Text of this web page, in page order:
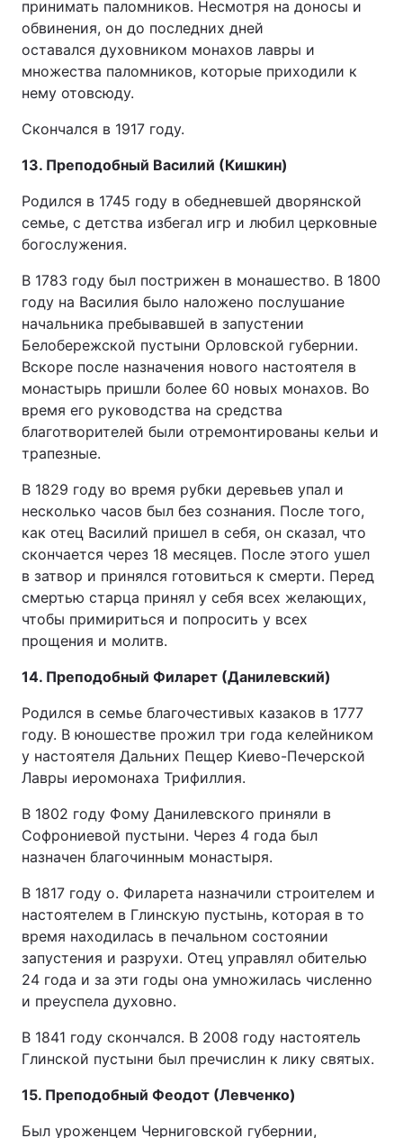
принимать паломников. Несмотря на доносы и
обвинения, он до последних дней
оставался духовником монахов лавры и
множества паломников, которые приходили к
нему отовсюду.
Скончался в 1917 году.
13. Преподобный Василий (Кишкин)
Родился в 1745 году в обедневшей дворянской
семье, с детства избегал игр и любил церковные
богослужения.
В 1783 году был пострижен в монашество. В 1800
году на Василия было наложено послушание
начальника пребывавшей в запустении
Белобережской пустыни Орловской губернии.
Вскоре после назначения нового настоятеля в
монастырь пришли более 60 новых монахов. Во
время его руководства на средства
благотворителей были отремонтированы кельи и
трапезные.
В 1829 году во время рубки деревьев упал и
несколько часов был без сознания. После того,
как отец Василий пришел в себя, он сказал, что
скончается через 18 месяцев. После этого ушел
в затвор и принялся готовиться к смерти. Перед
смертью старца принял у себя всех желающих,
чтобы примириться и попросить у всех
прощения и молитв.
14. Преподобный Филарет (Данилевский)
Родился в семье благочестивых казаков в 1777
году. В юношестве прожил три года келейником
у настоятеля Дальних Пещер Киево-Печерской
Лавры иеромонаха Трифиллия.
В 1802 году Фому Данилевского приняли в
Софрониевой пустыни. Через 4 года был
назначен благочинным монастыря.
В 1817 году о. Филарета назначили строителем и
настоятелем в Глинскую пустынь, которая в то
время находилась в печальном состоянии
запустения и разрухи. Отец управлял обителью
24 года и за эти годы она умножилась численно
и преуспела духовно.
В 1841 году скончался. В 2008 году настоятель
Глинской пустыни был пречислин к лику святых.
15. Преподобный Феодот (Левченко)
Был уроженцем Черниговской губернии,